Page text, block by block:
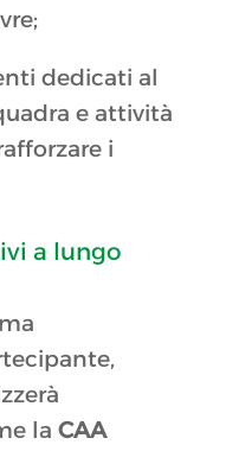
dedicati al
e attività
i
a lungo
la CAA